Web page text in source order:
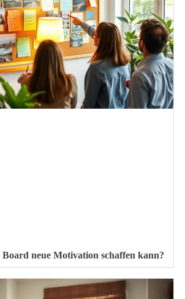
neue Motivation schaffen kann?